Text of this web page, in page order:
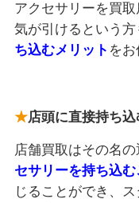
アクセサリーを買
気が引けるという方
ち込むメリット をお
店頭に直接持ち
店舗買取はその名
セサリーを持ち込む
じることができ、